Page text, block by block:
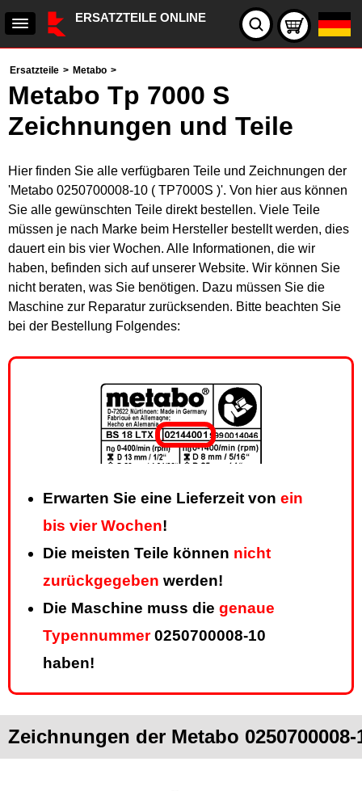
ERSATZTEILE ONLINE
Ersatzteile > Metabo >
Metabo Tp 7000 S
Zeichnungen und Teile
Hier finden Sie alle verfügbaren Teile und Zeichnungen der
'Metabo 0250700008-10 ( TP7000S )'. Von hier aus können
Sie alle gewünschten Teile direkt bestellen. Viele Teile
müssen je nach Marke beim Hersteller bestellt werden, dies
dauert ein bis vier Wochen. Alle Informationen, die wir
haben, befinden sich auf unserer Website. Wir können Sie
nicht beraten, was Sie benötigen. Dazu müssen Sie die
Maschine zur Reparatur zurücksenden. Bitte beachten Sie
bei der Bestellung Folgendes:
Erwarten Sie eine Lieferzeit von ein
bis vier Wochen!
Die meisten Teile können nicht
zurückgegeben werden!
Die Maschine muss die genaue
Typennummer0250700008-10
haben!
Zeichnungen der Metabo 0250700008-